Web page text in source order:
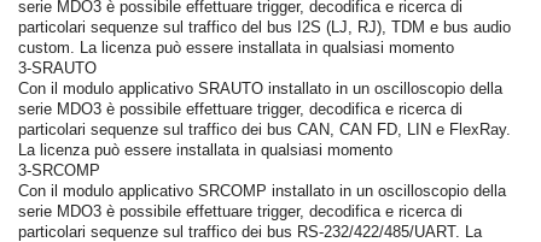
serie MDO3 è possibile effettuare trigger, decodifica e ricerca di
particolari sequenze sul traffico del bus I2S (LJ, RJ), TDM e bus audio
custom. La licenza può essere installata in qualsiasi momento
3-SRAUTO
Con il modulo applicativo SRAUTO installato in un oscilloscopio della
serie MDO3 è possibile effettuare trigger, decodifica e ricerca di
particolari sequenze sul traffico dei bus CAN, CAN FD, LIN e FlexRay.
La licenza può essere installata in qualsiasi momento
3-SRCOMP
Con il modulo applicativo SRCOMP installato in un oscilloscopio della
serie MDO3 è possibile effettuare trigger, decodifica e ricerca di
particolari sequenze sul traffico dei bus RS-232/422/485/UART. La